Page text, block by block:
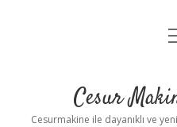
Cesur
Cesurmakine ile dayanıklı ve